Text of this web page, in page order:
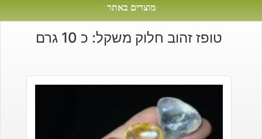
מוצרים באתר
טופז זהוב חלוק משקל: כ 10 גרם